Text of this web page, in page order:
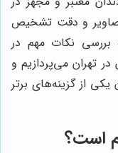
تصاویر و دقت تشخیص
بررسی نکات مهم در
تهران می‌پردازیم و
یکی از گزینه‌های برتر
است؟